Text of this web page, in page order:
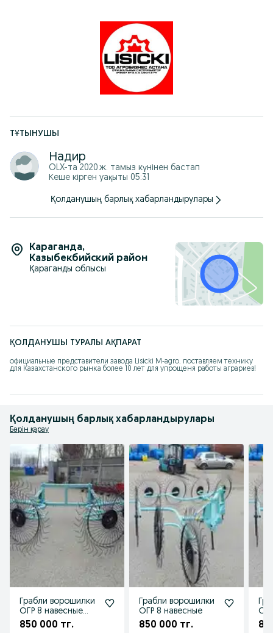
ТҰТЫНУШЫ
Надир
OLX-та 2020 ж. тамыз күнінен бастап
Кеше кірген уақыты 05:31
Қолданушың барлық хабарландырулары
Караганда,
Казыбекбийский район
Қараганды облысы
ҚОЛДАНУШЫ ТУРАЛЫ АҚПАРАТ
официальные представители завода Lisicki M-agro. поставляем технику
для Казахстанского рынка более 10 лет для упрощеня работы аграриев!
Қолданушың барлық хабарландырулары
Бәрін қарау
Грабли ворошилки
ОГР 8 навесные
двусторонние
850 000 тг.
Грабли ворошилки
ОГР 8 навесные
850 000 тг.